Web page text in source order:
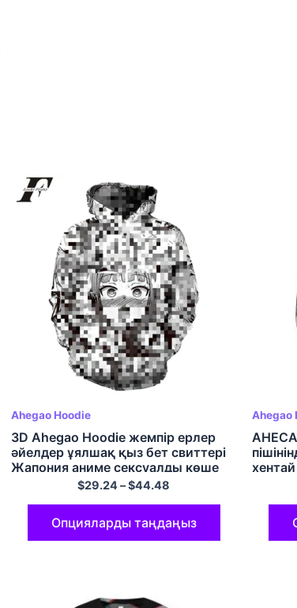
Ahegao Hoodie
3D Ahegao Hoodie жемпір ерлер
әйелдер ұялшақ қыз бет свиттері
Жапония аниме сексуалды көше
киімі Хараджуку үлкен сыдырма
$29.24–$44.48
Опцияларды таңдаңыз
Ahegao